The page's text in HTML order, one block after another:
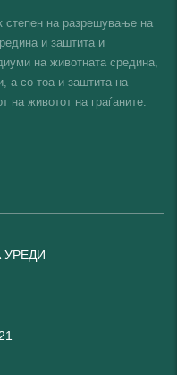
степен на разрешување на
и заштита и
на животната средина,
а со тоа и заштита на
на животот на граѓаните.
УРЕДИ